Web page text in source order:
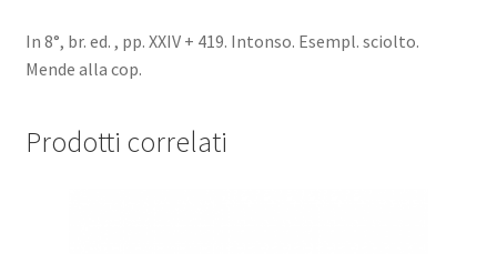
Paris.
quantità
In 8°, br. ed. , pp. XXIV + 419. Intonso. Esempl. sciolto.
Mende alla cop.
Prodotti correlati